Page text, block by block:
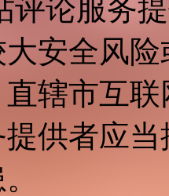
评论服务
安全风
辖市互
供者应